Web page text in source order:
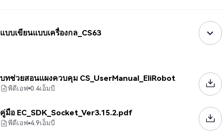
แบบเขียนแบบเครื่องกล_CS63
บทช่วยสอนแผงควบคุม CS_UserManual_EliRobot
พีดีเอฟ 0.4เอ็มบี
คู่มือ EC_SDK_Socket_Ver3.15.2.pdf
พีดีเอฟ 4.9เอ็มบี